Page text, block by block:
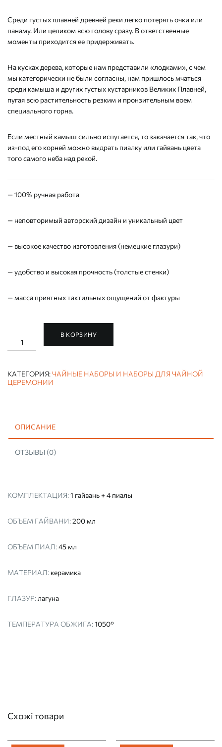
Среди густых плавней древней реки легко потерять очки или
панаму. Или целиком всю голову сразу. В ответственные
моменты приходится ее придерживать.
На кусках дерева, которые нам представили «лодками», с чем
мы категорически не были согласны, нам пришлось мчаться
среди камыша и других густых кустарников Великих Плавней,
пугая всю растительность резким и пронзительным воем
специального горна.
Если местный камыш сильно испугается, то закачается так, что
из-под его корней можно выдрать пиалку или гайвань цвета
того самого неба над рекой.
— 100% ручная работа
— неповторимый авторский дизайн и уникальный цвет
— высокое качество изготовления (немецкие глазури)
— удобство и высокая прочность (толстые стенки)
— масса приятных тактильных ощущений от фактуры
Количество
ЧАЙНЫЙ
РАБОТЫ
"ЛАГУНА"
(ДЛЯ
В КОРЗИНУ
КАТЕГОРИЯ:ЧАЙНЫЕ НАБОРЫ И НАБОРЫ ДЛЯ ЧАЙНОЙ
ЦЕРЕМОНИИ
ОПИСАНИЕ
ОТЗЫВЫ (0)
КОМПЛЕКТАЦИЯ:1 гайвань + 4 пиалы
ОБЪЕМ ГАЙВАНИ:200 мл
ОБЪЕМ ПИАЛ:45 мл
МАТЕРИАЛ: керамика
ГЛАЗУР: лагуна
ТЕМПЕРАТУРА ОБЖИГА:1050°
Схожі товари